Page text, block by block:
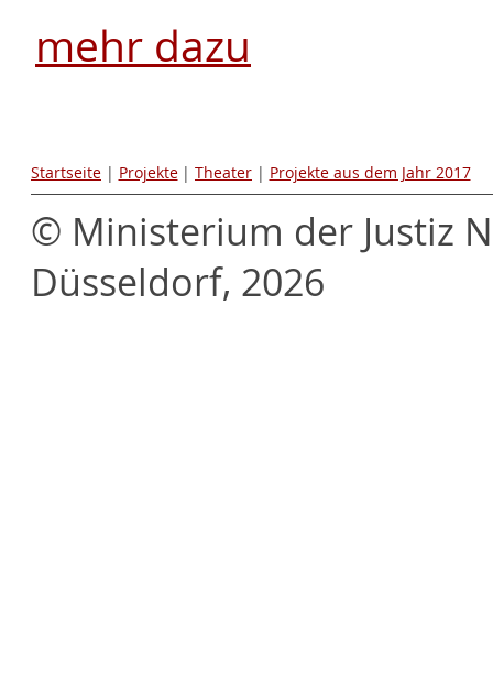
mehr dazu
Startseite | Projekte | Theater | Projekte aus dem Jahr 2017
© Ministerium der Justiz
Düsseldorf, 2026